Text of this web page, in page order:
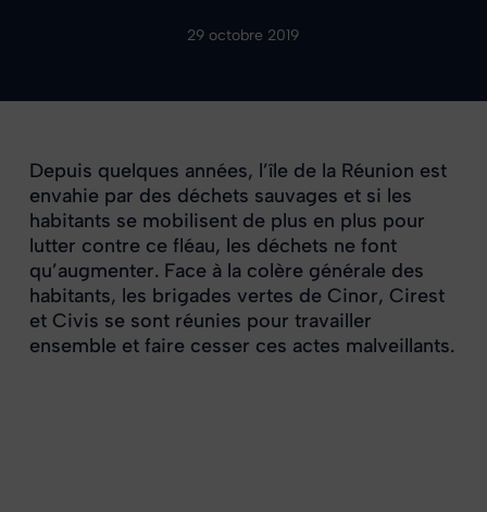
29 octobre 2019
Depuis quelques années, l’île de la Réunion est
envahie par des déchets sauvages et si les
habitants se mobilisent de plus en plus pour
lutter contre ce fléau, les déchets ne font
qu’augmenter. Face à la colère générale des
habitants, les brigades vertes de Cinor, Cirest
et Civis se sont réunies pour travailler
ensemble et faire cesser ces actes malveillants.